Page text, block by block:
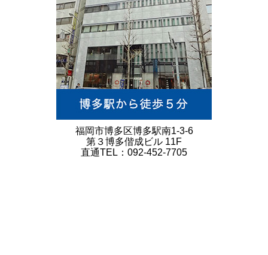
福岡市博多区博多駅南1-3-6
第３博多偕成ビル 11F
直通TEL：092-452-7705